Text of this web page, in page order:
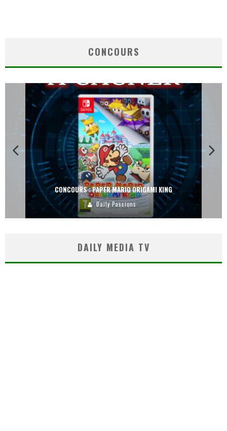
CONCOURS
CONCOURS : PAPER MARIO ORIGAMI KING
Daily Passions
DAILY MEDIA TV